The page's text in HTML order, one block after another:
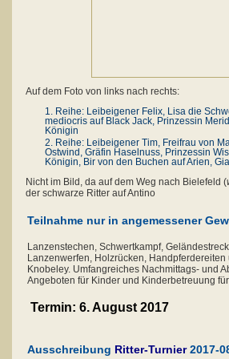
Auf dem Foto von links nach rechts:
Reihe: Leibeigener Felix, Lisa die
mediocris auf Black Jack, Prinzessin
Königin
Reihe: Leibeigener Tim, Freifrau von
Ostwind, Gräfin Haselnuss, Prinzessin
Königin, Bir von den Buchen auf Arien,
Nicht im Bild, da auf dem Weg nach Bielefeld (
der schwarze Ritter auf Antino
Teilnahme nur in angemessener
Lanzenstechen, Schwertkampf,
Lanzenwerfen, Holzrücken,
Knobeley. Umfangreiches Nachmittags- und
Angeboten für Kinder und Kinderbetreuung
Termin: 6. August 2017
Ausschreibung Ritter-Turnier2017-